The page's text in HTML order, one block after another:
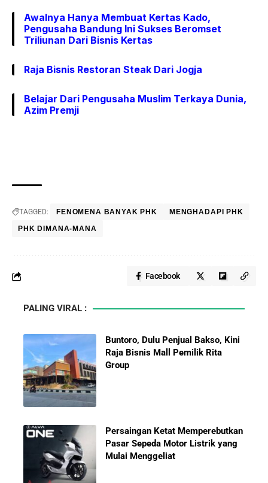
Awalnya Hanya Membuat Kertas Kado,
Pengusaha Bandung Ini Sukses Beromset
Triliunan Dari Bisnis Kertas
Raja Bisnis Restoran Steak Dari Jogja
Belajar Dari Pengusaha Muslim Terkaya Dunia,
Azim Premji
TAGGED: FENOMENA BANYAK PHK
MENGHADAPI PHK
PHK DIMANA-MANA
Facebook
PALING VIRAL :
Buntoro, Dulu Penjual Bakso, Kini
Raja Bisnis Mall Pemilik Rita
Group
Persaingan Ketat Memperebutkan
Pasar Sepeda Motor Listrik yang
Mulai Menggeliat